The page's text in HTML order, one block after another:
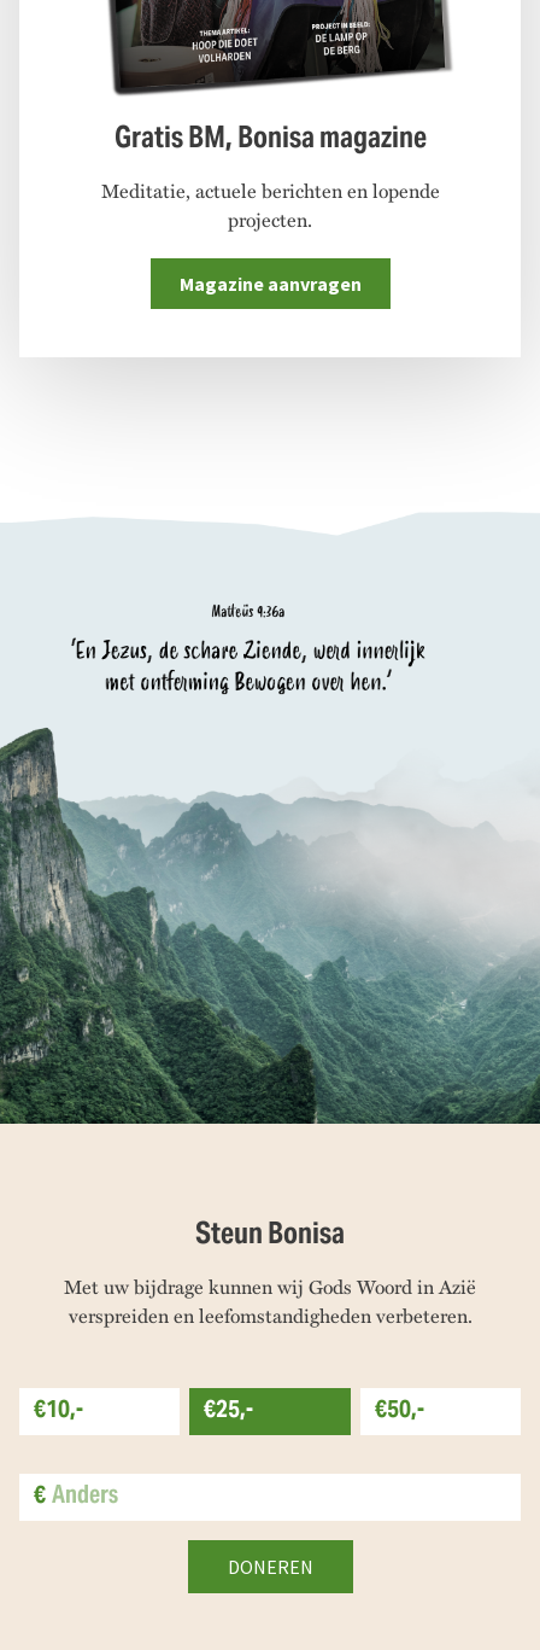
Gratis BM, Bonisa magazine
Meditatie, actuele berichten en lopende
projecten.
Magazine aanvragen
Steun Bonisa
Met uw bijdrage kunnen wij Gods Woord in Azië
verspreiden en leefomstandigheden verbeteren.
€10,- €25,-
€50,-
€